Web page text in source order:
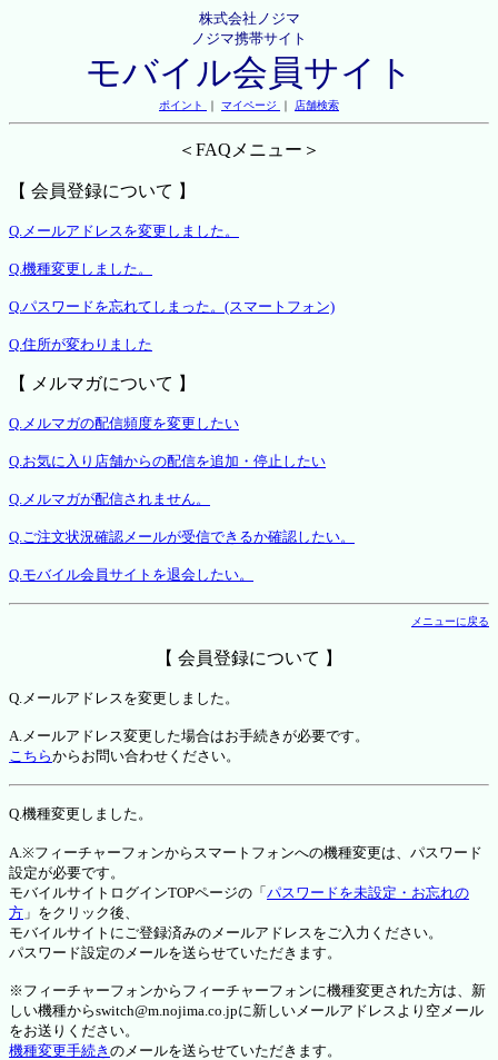
株式会社ノジマ
ノジマ携帯サイト
モバイル会員サイト
ポイント ｜ マイページ ｜ 店舗検索
＜FAQメニュー＞
【 会員登録について 】
Q.メールアドレスを変更しました。
Q.機種変更しました。
Q.パスワードを忘れてしまった。(スマートフォン)
Q.住所が変わりました
【 メルマガについて 】
Q.メルマガの配信頻度を変更したい
Q.お気に入り店舗からの配信を追加・停止したい
Q.メルマガが配信されません。
Q.ご注文状況確認メールが受信できるか確認したい。
Q.モバイル会員サイトを退会したい。
メニューに戻る
【 会員登録について 】
Q.メールアドレスを変更しました。
A.メールアドレス変更した場合はお手続きが必要です。
こちらからお問い合わせください。
Q.機種変更しました。
A.※フィーチャーフォンからスマートフォンへの機種変更は、パスワード
設定が必要です。
モバイルサイトログインTOPページの「 パスワードを未設定・お忘れの
方 」をクリック後、
モバイルサイトにご登録済みのメールアドレスをご入力ください。
パスワード設定のメールを送らせていただきます。
※フィーチャーフォンからフィーチャーフォンに機種変更された方は、新
しい機種からswitch@m.nojima.co.jpに新しいメールアドレスより空メール
をお送りください。
機種変更手続き のメールを送らせていただきます。